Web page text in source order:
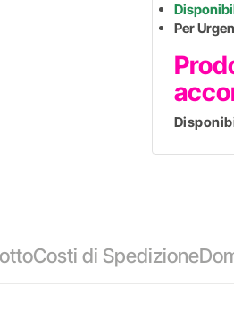
Per
Costi di Spedizione